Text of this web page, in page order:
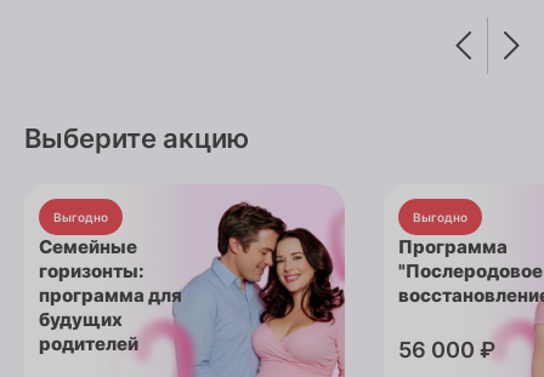
Выберите акцию
Семейные
горизонты:
программа для
будущих
родителей
Выгодно
Программа
"Послеродовое
Выгодно
56 000 ₽